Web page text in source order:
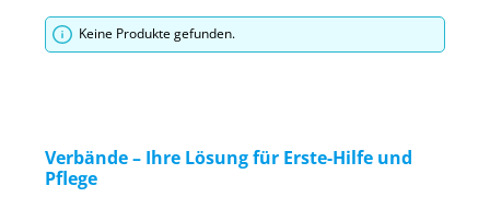
Keine Produkte gefunden.
Verbände – Ihre Lösung für Erste-Hilfe und
Pflege